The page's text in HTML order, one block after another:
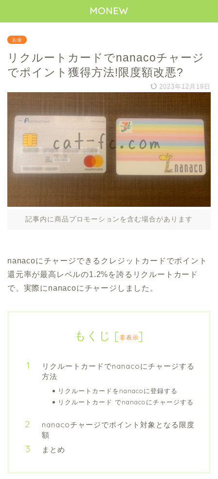
MONEW
お金
リクルートカードでnanacoチャージ
でポイント獲得方法!限度額改悪?
2023年12月19日
記事内に商品プロモーションを含む場合があります
nanacoにチャージできるクレジットカードでポイント
還元率が最高レベルの1.2%を誇るリクルートカード
で、実際にnanacoにチャージしました。
もくじ [非表示]
リクルートカードでnanacoにチャージする
方法
リクルートカードをnanacoに登録する
リクルートカード でnanacoにチャージする
nanacoチャージでポイント対象となる限度
額
まとめ